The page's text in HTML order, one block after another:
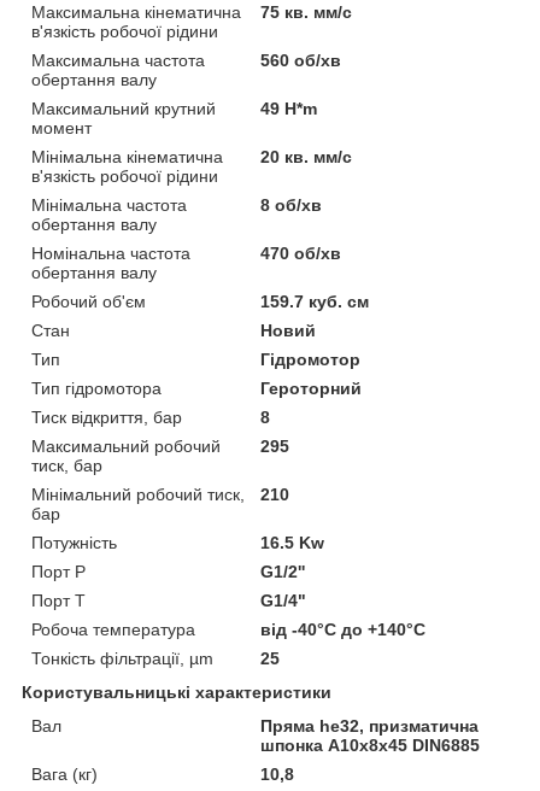
Максимальна кінематична
в'язкість робочої рідини
75 кв. мм/с
Максимальна частота
обертання валу
560 об/хв
Максимальний крутний
момент
49 H*m
Мінімальна кінематична
в'язкість робочої рідини
20 кв. мм/с
Мінімальна частота
обертання валу
8 об/хв
Номінальна частота
обертання валу
470 об/хв
Робочий об'єм
159.7 куб. см
Стан
Новий
Тип
Гідромотор
Тип гідромотора
Героторний
Тиск відкриття, бар
8
Максимальний робочий
тиск, бар
295
Мінімальний робочий тиск,
бар
210
Потужність
16.5 Kw
Порт P
G1/2''
Порт T
G1/4"
Робоча температура
від -40°С до +140°С
Тонкість фільтрації, µm
25
Користувальницькі характеристики
Вал
Пряма he32, призматична
шпонка A10x8x45 DIN6885
Вага (кг)
10,8